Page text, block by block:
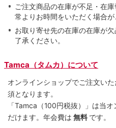
ご注文商品の在庫が不足・在
常よりお時間をいただく場合が
お取り寄せ先の在庫の在庫が
了承ください。
Tamca（タムカ）について
オンラインショップでご注⽂い
須となります。
「Tamca （100円税抜）
」は当
だけます。 年会費は 無料 です。